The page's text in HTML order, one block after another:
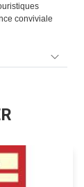
conviviale